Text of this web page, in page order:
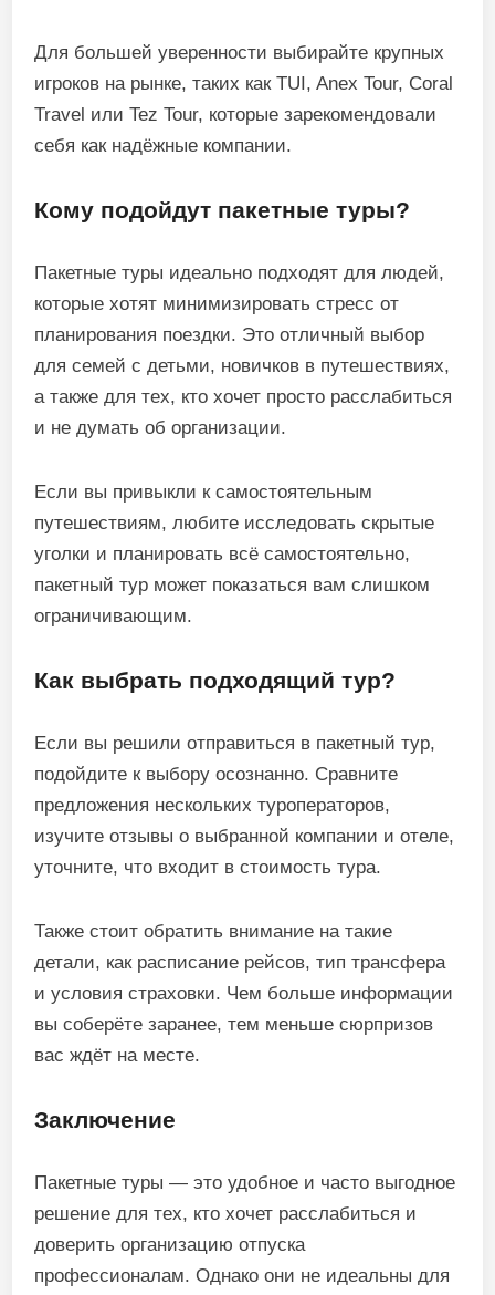
Для большей уверенности выбирайте крупных
игроков на рынке, таких как TUI, Anex Tour, Coral
Travel или Tez Tour, которые зарекомендовали
себя как надёжные компании.
Кому подойдут пакетные туры?
Пакетные туры идеально подходят для людей,
которые хотят минимизировать стресс от
планирования поездки. Это отличный выбор
для семей с детьми, новичков в путешествиях,
а также для тех, кто хочет просто расслабиться
и не думать об организации.
Если вы привыкли к самостоятельным
путешествиям, любите исследовать скрытые
уголки и планировать всё самостоятельно,
пакетный тур может показаться вам слишком
ограничивающим.
Как выбрать подходящий тур?
Если вы решили отправиться в пакетный тур,
подойдите к выбору осознанно. Сравните
предложения нескольких туроператоров,
изучите отзывы о выбранной компании и отеле,
уточните, что входит в стоимость тура.
Также стоит обратить внимание на такие
детали, как расписание рейсов, тип трансфера
и условия страховки. Чем больше информации
вы соберёте заранее, тем меньше сюрпризов
вас ждёт на месте.
Заключение
Пакетные туры — это удобное и часто выгодное
решение для тех, кто хочет расслабиться и
доверить организацию отпуска
профессионалам. Однако они не идеальны для